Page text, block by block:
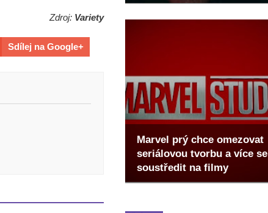
Marvel prý chce omezovat
seriálovou tvorbu a více se
soustředit na filmy
Zdroj: Variety
Sdílej na Google+